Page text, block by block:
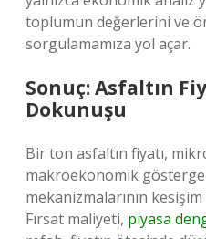
toplumun değerlerini ve
sorgulamamıza yol açar.
Sonuç: Asfaltın
Dokunuşu
Bir ton asfaltın fiyatı,
makroekonomik
mekanizmalarının
Fırsat maliyeti, piyasa